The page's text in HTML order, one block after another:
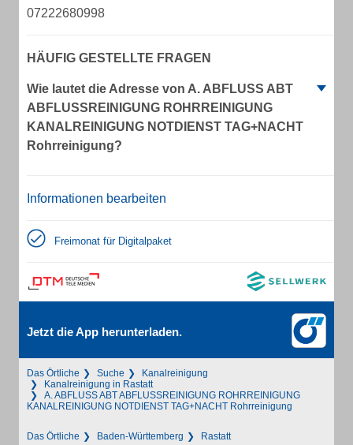
07222680998
HÄUFIG GESTELLTE FRAGEN
Wie lautet die Adresse von A. ABFLUSS ABT
ABFLUSSREINIGUNG ROHRREINIGUNG
KANALREINIGUNG NOTDIENST TAG+NACHT
Rohrreinigung?
Informationen bearbeiten
Freimonat für Digitalpaket
Jetzt die App herunterladen.
Das Örtliche Suche
Kanalreinigung
Kanalreinigung in Rastatt
A. ABFLUSS ABT ABFLUSSREINIGUNG ROHRREINIGUNG
KANALREINIGUNG NOTDIENST TAG+NACHT Rohrreinigung
Das Örtliche Baden-Württemberg Rastatt